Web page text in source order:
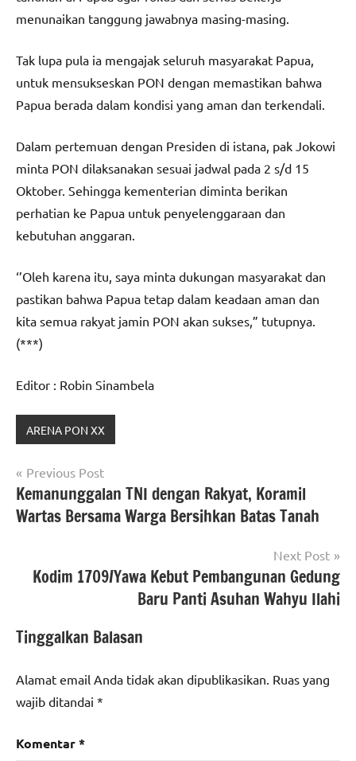
menunaikan tanggung jawabnya masing-masing.
Tak lupa pula ia mengajak seluruh masyarakat Papua,
untuk mensukseskan PON dengan memastikan bahwa
Papua berada dalam kondisi yang aman dan terkendali.
Dalam pertemuan dengan Presiden di istana, pak Jokowi
minta PON dilaksanakan sesuai jadwal pada 2 s/d 15
Oktober. Sehingga kementerian diminta berikan
perhatian ke Papua untuk penyelenggaraan dan
kebutuhan anggaran.
‘’Oleh karena itu, saya minta dukungan masyarakat dan
pastikan bahwa Papua tetap dalam keadaan aman dan
kita semua rakyat jamin PON akan sukses,” tutupnya.
(***)
Editor : Robin Sinambela
ARENA PON XX
Navigasi
pos
Previous Post
Kemanunggalan TNI dengan Rakyat, Koramil
Wartas Bersama Warga Bersihkan Batas Tanah
Next Post
Kodim 1709/Yawa Kebut Pembangunan Gedung
Baru Panti Asuhan Wahyu Ilahi
Tinggalkan Balasan
Alamat email Anda tidak akan dipublikasikan. Ruas yang
wajib ditandai *
Komentar*